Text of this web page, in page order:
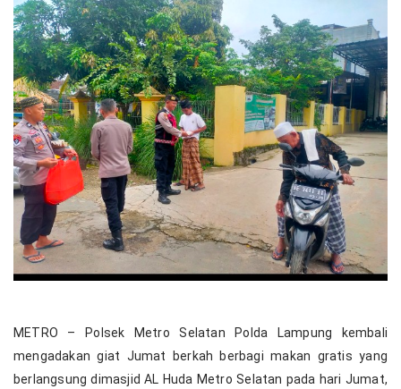
METRO – Polsek Metro Selatan Polda Lampung kembali
mengadakan giat Jumat berkah berbagi makan gratis yang
berlangsung dimasjid AL Huda Metro Selatan pada hari Jumat,